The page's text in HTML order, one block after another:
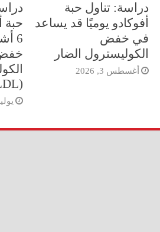
دراسة: تناول حبة
أفوكادو يوميًا قد يساعد
في خفض
الكوليسترول الضار
أغسطس 3, 2026
حبة
6
(LDL)
يوليو 22,